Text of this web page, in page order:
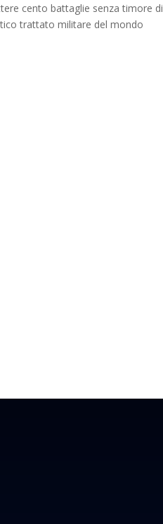
cento battaglie senza timore di
trattato militare del mondo